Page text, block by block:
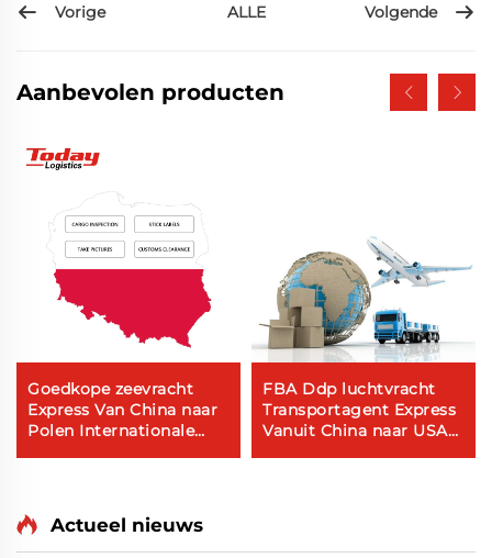
Vorige ALLE Volgende
Aanbevolen producten
Goedkope zeevracht
Express Van China naar
Polen Internationale
FBA Ddp luchtvracht
Transportagent Express
Vanuit China naar USA
Actueel nieuws